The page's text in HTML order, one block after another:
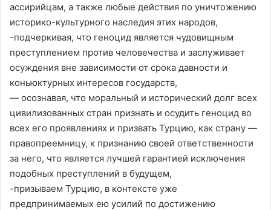
ассирийцам, а также любые действия по уничтожению
историко-культурного наследия этих народов,
-подчеркивая, что геноцид является чудовищным
преступлением против человечества и заслуживает
осуждения вне зависимости от срока давности и
коньюктурных интересов государств,
— осознавая, что моральный и исторический долг всех
цивилизованных стран признать и осудить геноцид во
всех его проявлениях и призвать Турцию, как страну —
правопреемницу, к признанию своей ответственности
за него, что является лучшей гарантией исключения
подобных преступлений в будущем,
-призываем Турцию, в контексте уже
предпринимаемых ею усилий по достижению